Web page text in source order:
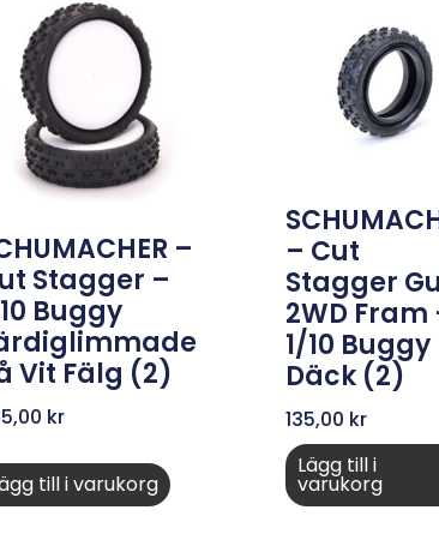
–
Stagger –
Buggy
Vit Fälg (2)
kr
till i varukorg
– Cut
Stagger
2WD Fram
1/10 Buggy
Däck (2)
135,00 kr
Lägg till i
varukorg